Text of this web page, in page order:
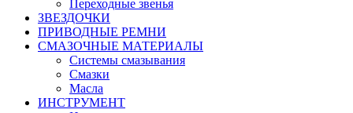
Переходные звенья
ЗВЕЗДОЧКИ
ПРИВОДНЫЕ РЕМНИ
СМАЗОЧНЫЕ МАТЕРИАЛЫ
Системы смазывания
Смазки
Масла
ИНСТРУМЕНТ